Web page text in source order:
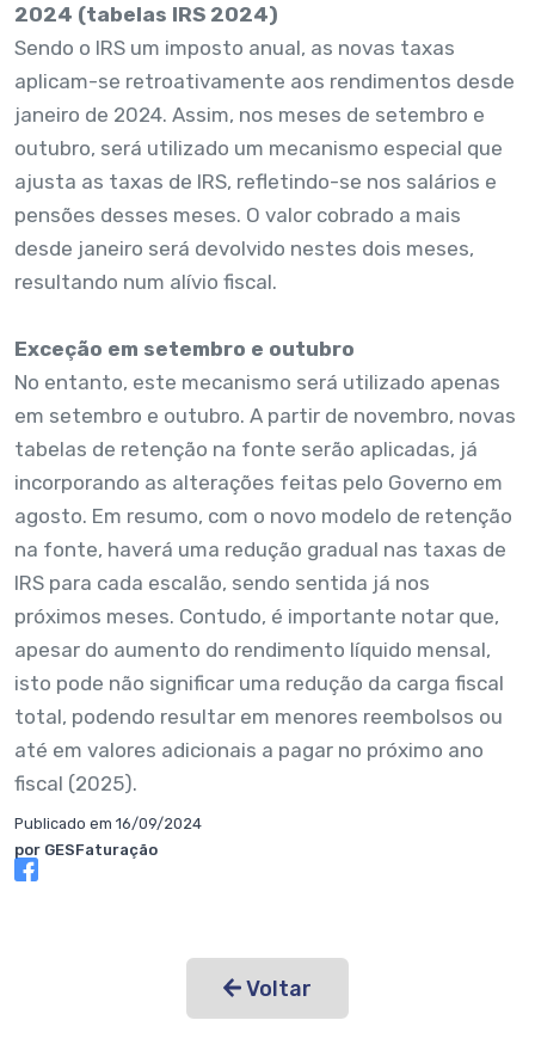
2024 (tabelas IRS 2024)
Sendo o IRS um imposto anual, as novas taxas
aplicam-se retroativamente aos rendimentos desde
janeiro de 2024. Assim, nos meses de setembro e
outubro, será utilizado um mecanismo especial que
ajusta as taxas de IRS, refletindo-se nos salários e
pensões desses meses. O valor cobrado a mais
desde janeiro será devolvido nestes dois meses,
resultando num alívio fiscal.
Exceção em setembro e outubro
No entanto, este mecanismo será utilizado apenas
em setembro e outubro. A partir de novembro, novas
tabelas de retenção na fonte serão aplicadas, já
incorporando as alterações feitas pelo Governo em
agosto. Em resumo, com o novo modelo de retenção
na fonte, haverá uma redução gradual nas taxas de
IRS para cada escalão, sendo sentida já nos
próximos meses. Contudo, é importante notar que,
apesar do aumento do rendimento líquido mensal,
isto pode não significar uma redução da carga fiscal
total, podendo resultar em menores reembolsos ou
até em valores adicionais a pagar no próximo ano
fiscal (2025).
Publicado em 16/09/2024
por GESFaturação
Voltar